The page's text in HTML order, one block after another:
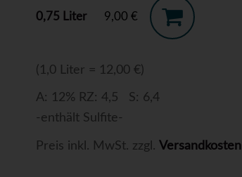
0,75 Liter 9,00 €
(1,0 Liter = 12,00 €)
A: 12% RZ: 4,5 S: 6,4
-enthält Sulfite-
Preis inkl. MwSt. zzgl. Versandkosten